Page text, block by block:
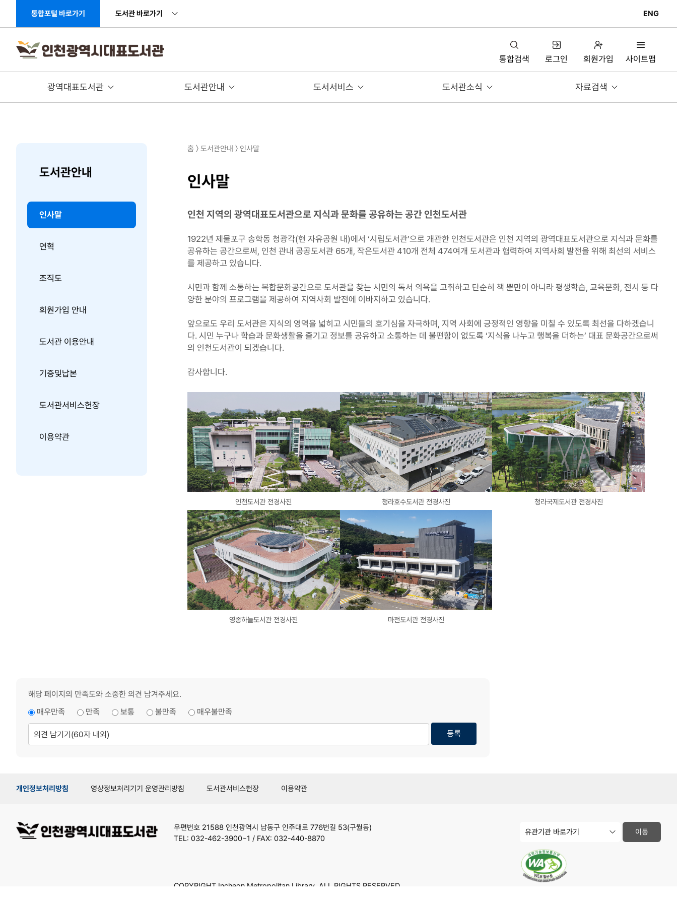
통합포털 바로가기 도서관 바로가기 ENG
통합검색 로그인 회원가입 사이트맵
광역대표도서관 도서관안내 도서서비스 도서관소식 자료검색
도서관안내
인사말
연혁
조직도
회원가입 안내
도서관 이용안내
기증및납본
도서관서비스헌장
이용약관
홈 〉 도서관안내 〉 인사말
인사말
인천 지역의 광역대표도서관으로 지식과 문화를 공유하는 공간 인천도서관
1922년 제물포구 송학동 청광각(현 자유공원 내)에서 ‘시립도서관’으로 개관한 인천도서관은 인천 지역의 광역대표도서관으로 지식과 문화를
공유하는 공간으로써, 인천 관내 공공도서관 65개, 작은도서관 410개 전체 474여개 도서관과 협력하여 지역사회 발전을 위해 최선의 서비스
를 제공하고 있습니다.
시민과 함께 소통하는 복합문화공간으로 도서관을 찾는 시민의 독서 의욕을 고취하고 단순히 책 뿐만이 아니라 평생학습, 교육문화, 전시 등 다
양한 분야의 프로그램을 제공하여 지역사회 발전에 이바지하고 있습니다.
앞으로도 우리 도서관은 지식의 영역을 넓히고 시민들의 호기심을 자극하며, 지역 사회에 긍정적인 영향을 미칠 수 있도록 최선을 다하겠습니
다. 시민 누구나 학습과 문화생활을 즐기고 정보를 공유하고 소통하는 데 불편함이 없도록 ‘지식을 나누고 행복을 더하는’ 대표 문화공간으로써
의 인천도서관이 되겠습니다.
감사합니다.
인천도서관 전경사진 청라호수도서관 전경사진 청라국제도서관 전경사진
영종하늘도서관 전경사진 마전도서관 전경사진
해당 페이지의 만족도와 소중한 의견 남겨주세요.
매우만족
만족 보통 불만족
매우불만족
의
견
남
등록
개인정보처리방침 영상정보처리기기 운영관리방침 도서관서비스헌장 이용약관
우편번호 21588 인천광역시 남동구 인주대로 776번길 53(구월동)
TEL: 032-462-3900~1 / FAX: 032-440-8870
COPYRIGHT Incheon Metropolitan Library. ALL RIGHTS RESERVED.
관
관
사
이
트
이동